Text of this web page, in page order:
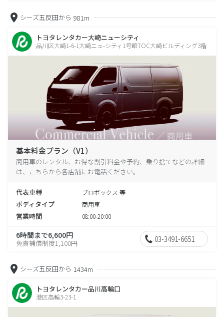
シーズ五反田から 981m
トヨタレンタカー大崎ニューシティ
品川区大崎1-6-1大崎ニュ-シティ1号館TOC大崎ビルディング3階
基本料金プラン（V1）
商用車のレンタル、お得な割引料金や予約、乗り捨てなどの詳細
は、こちらから各店舗にお電話ください。
代表車種 プロボックス 等
ボディタイプ 商用車
営業時間 08:00-20:00
6時間まで6,600円
免責補償制度1,100円 03-3491-6651
シーズ五反田から 1434m
トヨタレンタカー品川高輪口
港区高輪3-23-1